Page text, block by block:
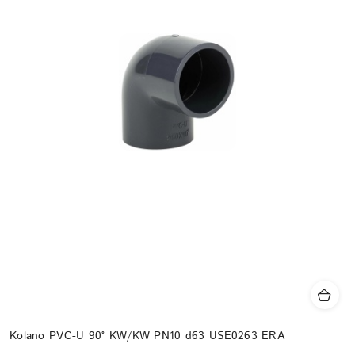
Kolano PVC-U 90° KW/KW PN10 d63 USE0263 ERA